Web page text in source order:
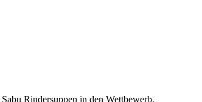
Rindersuppen in den Wettbewerb.